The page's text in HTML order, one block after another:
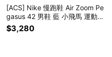
[ACS] Nike 慢跑鞋 Air Zoom Pe
gasus 42 男鞋 藍 小飛馬 運動鞋
IB1873-005
$3,280